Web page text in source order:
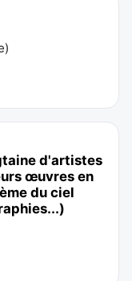
)
d'artistes
œuvres en
du ciel